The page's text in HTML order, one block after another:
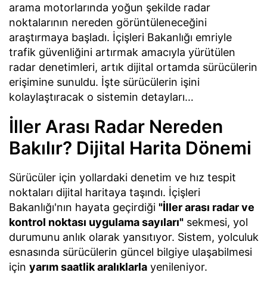
arama motorlarında yoğun şekilde radar
noktalarının nereden görüntüleneceğini
araştırmaya başladı. İçişleri Bakanlığı emriyle
trafik güvenliğini artırmak amacıyla yürütülen
radar denetimleri, artık dijital ortamda sürücülerin
erişimine sunuldu. İşte sürücülerin işini
kolaylaştıracak o sistemin detayları…
İller Arası Radar Nereden
Bakılır? Dijital Harita Dönemi
Sürücüler için yollardaki denetim ve hız tespit
noktaları dijital haritaya taşındı. İçişleri
Bakanlığı'nın hayata geçirdiği "İller arası radar ve
kontrol noktası uygulama sayıları" sekmesi, yol
durumunu anlık olarak yansıtıyor. Sistem, yolculuk
esnasında sürücülerin güncel bilgiye ulaşabilmesi
için yarım saatlik aralıklarla yenileniyor.